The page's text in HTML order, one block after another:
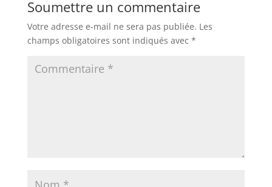
Soumettre un commentaire
Votre adresse e-mail ne sera pas publiée. Les
champs obligatoires sont indiqués avec *